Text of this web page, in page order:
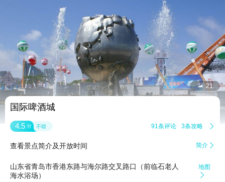
 21
国际啤酒城
4.5 分 不错 91条评论 3条攻略 
查看景点简介及开放时间 简介 
山东省青岛市香港东路与海尔路交叉路口（前临石老人
海水浴场）
地图
